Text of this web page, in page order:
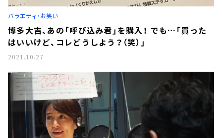
バラエティ・お笑い
博多大吉、あの「呼び込み君」を購入！ でも…「買った
はいいけど、コレどうしよう？（笑）」
2021.10.27